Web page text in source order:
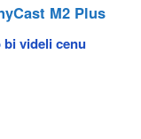
M2 Plus
bi videli cenu